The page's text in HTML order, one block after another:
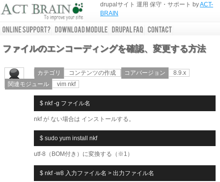
drupalサイト 運用 保守・サポート byACT-
BRAIN
ファイルのエンコーディングを確認、変更する方法
カテゴリ コンテンツの作成 コアバージョン
8.9.x
関連モジュール
vim nkf
nkf が ない場合は インストールする。
utf-8（BOM付き）に変換する（※1）